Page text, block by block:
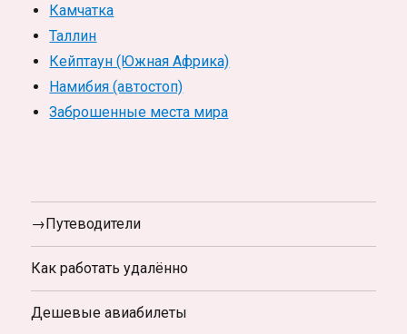
Камчатка
Таллин
Кейптаун (Южная Африка)
Намибия (автостоп)
Заброшенные места мира
→Путеводители
Как работать удалённо
Дешевые авиабилеты